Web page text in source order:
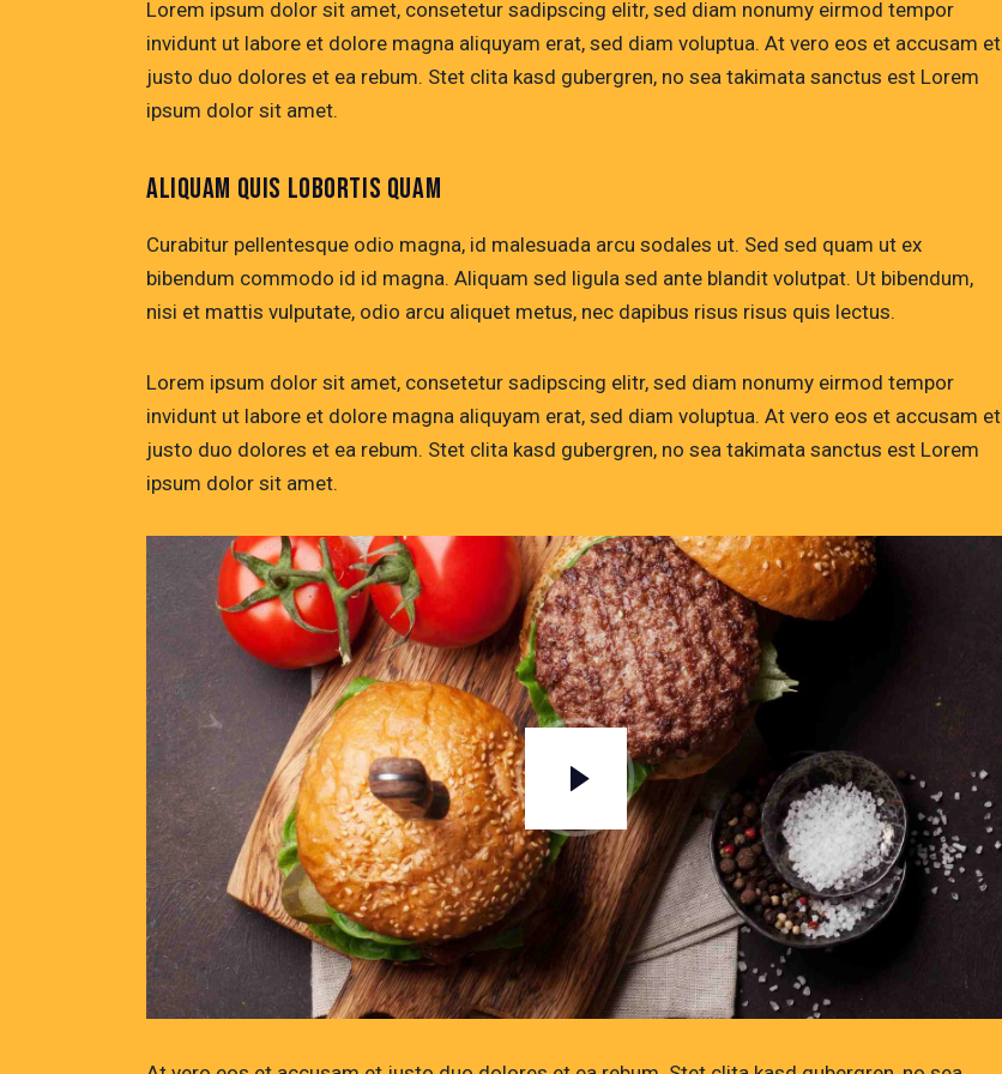
Lorem ipsum dolor sit amet, consetetur sadipscing elitr, sed diam nonumy eirmod tempor
invidunt ut labore et dolore magna aliquyam erat, sed diam voluptua. At vero eos et accusam et
justo duo dolores et ea rebum. Stet clita kasd gubergren, no sea takimata sanctus est Lorem
ipsum dolor sit amet.
ALIQUAM QUIS LOBORTIS QUAM
Curabitur pellentesque odio magna, id malesuada arcu sodales ut. Sed sed quam ut ex
bibendum commodo id id magna. Aliquam sed ligula sed ante blandit volutpat. Ut bibendum,
nisi et mattis vulputate, odio arcu aliquet metus, nec dapibus risus risus quis lectus.
Lorem ipsum dolor sit amet, consetetur sadipscing elitr, sed diam nonumy eirmod tempor
invidunt ut labore et dolore magna aliquyam erat, sed diam voluptua. At vero eos et accusam et
justo duo dolores et ea rebum. Stet clita kasd gubergren, no sea takimata sanctus est Lorem
ipsum dolor sit amet.